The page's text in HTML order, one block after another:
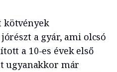
kötvények
a gyár, ami olcsó
a 10-es évek első
ugyanakkor már